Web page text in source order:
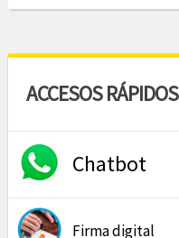
ACCESOS RÁPIDOS
Chatbot
Firma digital